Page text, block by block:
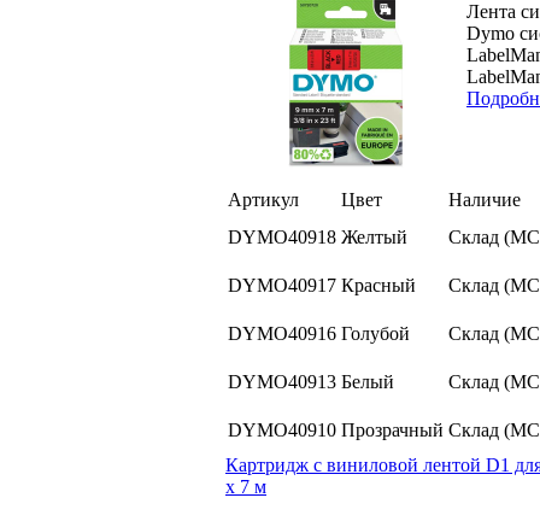
Лента
Dymo
Артикул Цвет
Наличие
DYMO40918 Желтый Склад
DYMO40917 Красный Склад
DYMO40916 Голубой Склад
DYMO40913 Белый Склад
DYMO40910 Прозрачный Склад
Картридж с виниловой лентой D1
х 7 м